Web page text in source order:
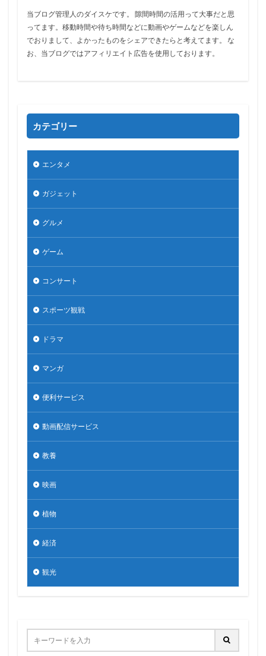
当ブログ管理人のダイスケです。 隙間時間の活用って大事だと思
ってます。移動時間や待ち時間などに動画やゲームなどを楽しん
でおりまして、よかったものをシェアできたらと考えてます。 な
お、当ブログではアフィリエイト広告を使用しております。
カテゴリー
エンタメ
ガジェット
グルメ
ゲーム
コンサート
スポーツ観戦
ドラマ
マンガ
便利サービス
動画配信サービス
教養
映画
植物
経済
観光